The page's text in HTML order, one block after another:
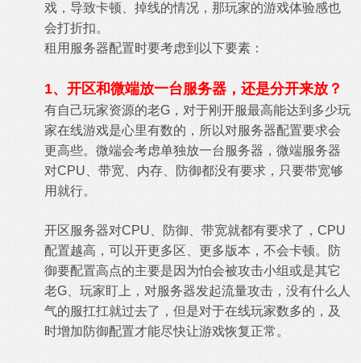
戏，导致卡顿、掉线的情况，那玩家的游戏体验感也
会打折扣。
租用服务器配置时要考虑到以下要素：
1、开区和微端放一台服务器，还是分开来放？
有自己玩家资源的老G，对于刚开服最高能达到多少玩
家在线游戏是心里有数的，所以对服务器配置要求会
更高些。微端会考虑单独放一台服务器，微端服务器
对CPU、带宽、内存、防御都没有要求，只要带宽够
用就行。
开区服务器对CPU、防御、带宽就都有要求了，CPU
配置越高，可以开更多区、更多版本，不会卡顿。防
御要配置高点的主要是因为怕会被攻击小组或是其它
老G、玩家盯上，对服务器发起流量攻击，没有什么人
气的服扛扛就过去了，但是对于在线玩家数多的，及
时增加防御配置才能尽快让游戏恢复正常。